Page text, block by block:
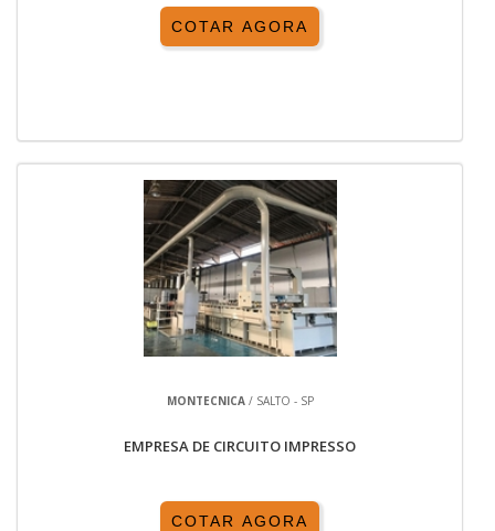
COTAR AGORA
MONTECNICA/ SALTO - SP
EMPRESA DE CIRCUITO IMPRESSO
COTAR AGORA